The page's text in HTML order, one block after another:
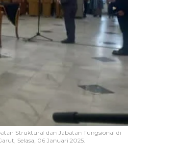
Struktural dan Jabatan Fungsional di
Selasa, 06 Januari 2025.